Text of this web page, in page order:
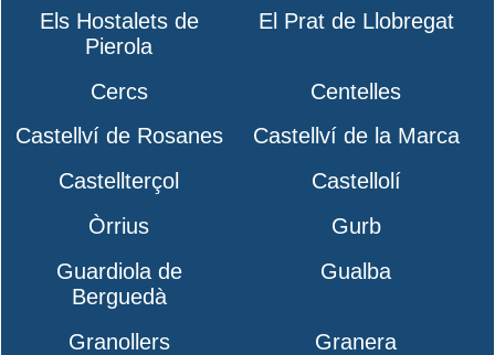
Els Hostalets de
Pierola
El Prat de Llobregat
Cercs
Centelles
Castellví de Rosanes
Castellví de la Marca
Castellterçol
Castellolí
Òrrius
Gurb
Guardiola de
Berguedà
Gualba
Granollers
Granera